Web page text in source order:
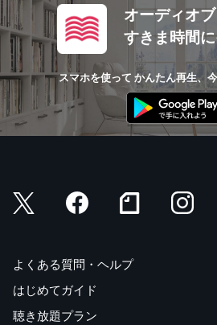
オーディオ
すきま時間
スマホを使って かんたん再生、
よくある質問・ヘルプ
はじめてガイド
聴き放題プラン